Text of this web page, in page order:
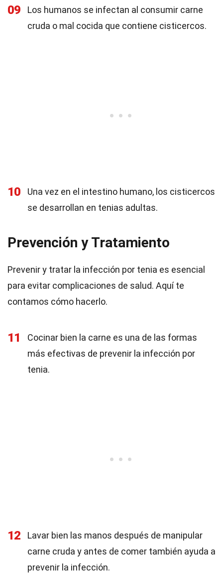
09
Los humanos se infectan al consumir carne
cruda o mal cocida que contiene cisticercos.
10
Una vez en el intestino humano, los cisticercos
se desarrollan en tenias adultas.
Prevención y Tratamiento
Prevenir y tratar la infección por tenia es esencial
para evitar complicaciones de salud. Aquí te
contamos cómo hacerlo.
11
Cocinar bien la carne es una de las formas
más efectivas de prevenir la infección por
tenia.
12
Lavar bien las manos después de manipular
carne cruda y antes de comer también ayuda a
prevenir la infección.